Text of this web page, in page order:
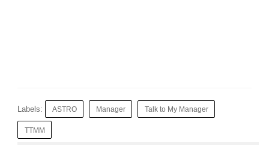
Labels: ASTRO Manager Talk to My Manager
TTMM